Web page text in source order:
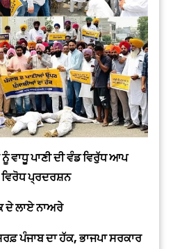
ਵਾਧੂ ਪਾਣੀ ਦੀ ਵੰਡ ਵਿਰੁੱਧ ਆਪ
ਵਿਰੋਧ ਪ੍ਰਦਰਸ਼ਨ
ਦੇ ਲਾਏ ਨਾਅਰੇ
ਪੰਜਾਬ ਦਾ ਹੱਕ, ਭਾਜਪਾ ਸਰਕਾਰ